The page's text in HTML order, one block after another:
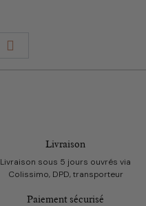
Suivant

Livraison
Livraison sous 5 jours ouvrés via
Colissimo, DPD, transporteur
Paiement sécurisé